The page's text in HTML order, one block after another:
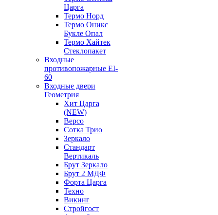
Царга
Термо Норд
Термо Оникс
Букле Опал
Термо Хайтек
Стеклопакет
Входные
противопожарные EI-
60
Входные двери
Геометрия
Хит Царга
(NEW)
Версо
Сотка Трио
Зеркало
Стандарт
Вертикаль
Брут Зеркало
Брут 2 МДФ
Форта Царга
Техно
Викинг
Стройгост